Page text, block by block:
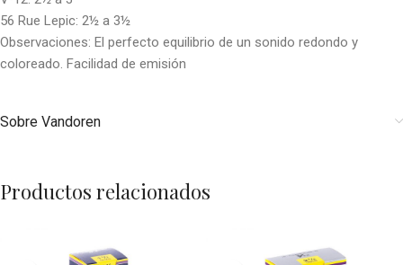
56 Rue Lepic: 2½ a 3½
Observaciones: El perfecto equilibrio de un sonido redondo y
coloreado. Facilidad de emisión
Sobre Vandoren
Productos relacionados